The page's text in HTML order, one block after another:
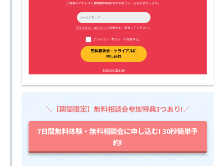
＼【期間限定】無料相談会参加特典3つあり!／
7日間無料体験・無料相談会に申し込む! 30秒簡単予
約!